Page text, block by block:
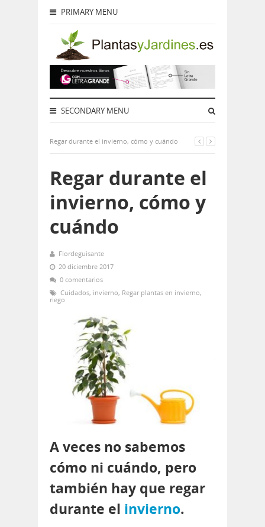
PRIMARY MENU
SECONDARY MENU
Regar durante el invierno, cómo y cuándo
Regar durante el
invierno, cómo y
cuándo
Flordeguisante
20 diciembre 2017
0 comentarios
Cuidados, invierno, Regar plantas en invierno,
riego
A veces no sabemos
cómo ni cuándo, pero
también hay que regar
durante el invierno.